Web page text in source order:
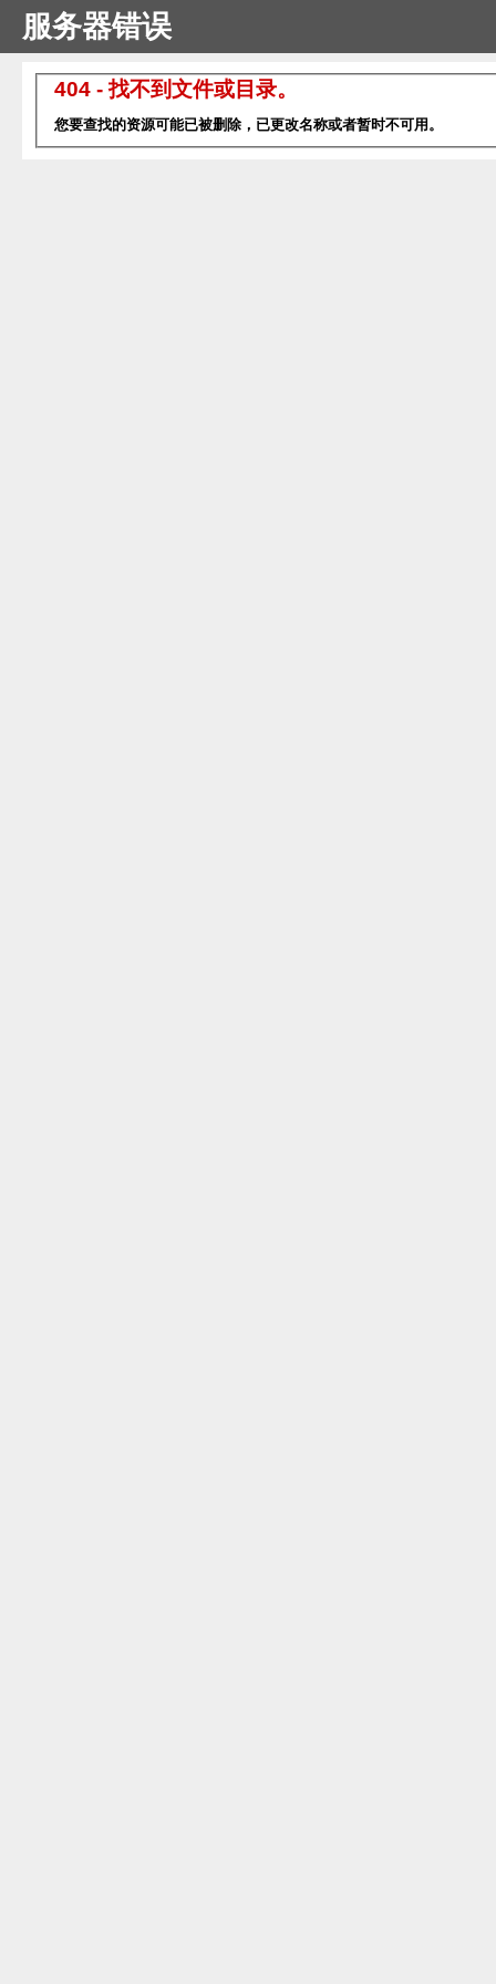
服务器错误
404 - 找不到文件或目录。
您要查找的资源可能已被删除，已更改名称或者暂时不可用。